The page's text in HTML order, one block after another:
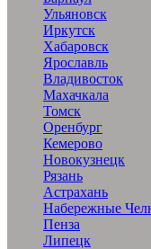
Ульяновск
Иркутск
Хабаровск
Ярославль
Владивосток
Махачкала
Томск
Оренбург
Кемерово
Новокузнецк
Рязань
Астрахань
Набережные
Пенза
Липецк